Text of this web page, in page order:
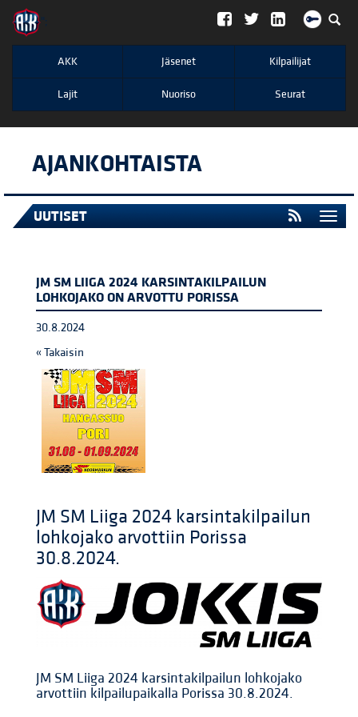
";
AKK Jäsenet Kilpailijat
Lajit Nuoriso Seurat
AJANKOHTAISTA
UUTISET
JM SM LIIGA 2024 KARSINTAKILPAILUN
LOHKOJAKO ON ARVOTTU PORISSA
30.8.2024
« Takaisin
JM SM Liiga 2024 karsintakilpailun
lohkojako arvottiin Porissa
30.8.2024.
JM SM Liiga 2024 karsintakilpailun lohkojako
arvottiin kilpailupaikalla Porissa 30.8.2024.